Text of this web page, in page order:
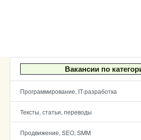
Вакансии по
Программирование, IT-разработка
Тексты, статьи, переводы
Продвижение, SEO, SMM